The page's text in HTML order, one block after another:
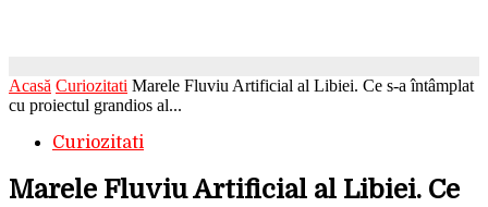
Acasă Curiozitati Marele Fluviu Artificial al Libiei. Ce s-a întâmplat
cu proiectul grandios al...
Curiozitati
Marele Fluviu Artificial al Libiei. Ce